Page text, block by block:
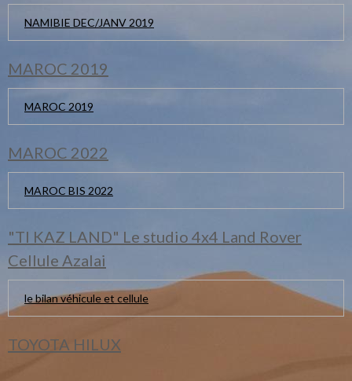
NAMIBIE DEC/JANV 2019
MAROC 2019
MAROC 2019
MAROC 2022
MAROC BIS 2022
"TI KAZ LAND" Le studio 4x4 Land Rover
Cellule Azalai
le bilan véhicule et cellule
TOYOTA HILUX